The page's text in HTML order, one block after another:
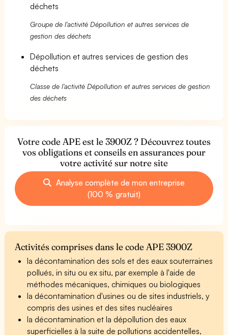
déchets
Groupe de l'activité Dépollution et autres services de
gestion des déchets
Dépollution et autres services de gestion des
déchets
Classe de l'activité Dépollution et autres services de gestion
des déchets
Votre code APE est le 3900Z ? Découvrez toutes
vos obligations et conseils en assurances pour
votre activité sur notre site
Analyse complète de mon entreprise
(100 % gratuit)
Activités comprises dans le code APE 3900Z
la décontamination des sols et des eaux souterraines
pollués, in situ ou ex situ, par exemple à l'aide de
méthodes mécaniques, chimiques ou biologiques
la décontamination d'usines ou de sites industriels, y
compris des usines et des sites nucléaires
la décontamination et la dépollution des eaux
superficielles à la suite de pollutions accidentelles,